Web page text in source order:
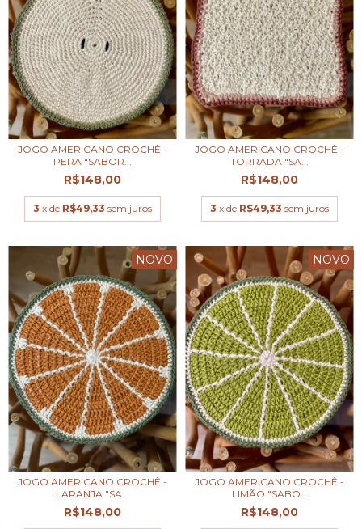
JOGO AMERICANO CROCHÊ -
PERA "SABOR...
R$148,00
3 x de R$49,33 sem juros
JOGO AMERICANO CROCHÊ -
TORRADA "SA...
R$148,00
3 x de R$49,33 sem juros
NOVO
JOGO AMERICANO CROCHÊ -
LARANJA "SA...
R$148,00
NOVO
JOGO AMERICANO CROCHÊ -
LIMÃO "SABO...
R$148,00